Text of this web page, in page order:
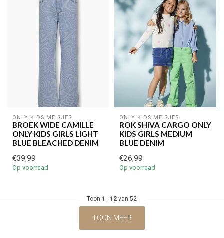
ONLY KIDS MEISJES
BROEK WIDE CAMILLE
ONLY KIDS GIRLS LIGHT
BLUE BLEACHED DENIM
€39,99
Op voorraad
ONLY KIDS MEISJES
ROK SHIVA CARGO ONLY
KIDS GIRLS MEDIUM
BLUE DENIM
€26,99
Op voorraad
Toon 1 - 12 van 52
TOON MEER